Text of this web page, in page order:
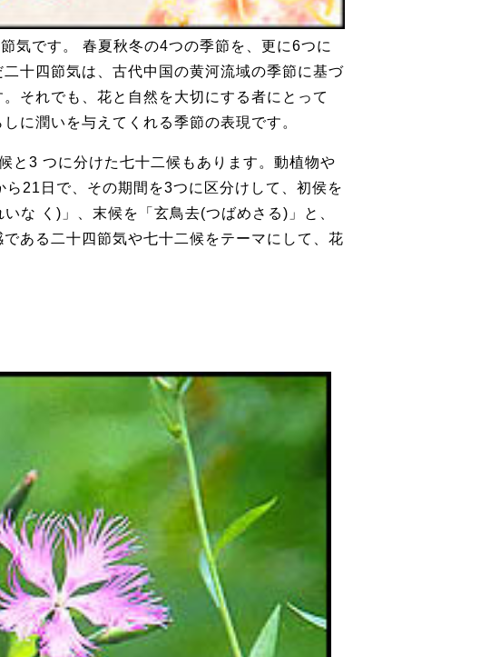
気です。 春夏秋冬の4つの季節を、更に6つに
十四節気は、古代中国の黄河流域の季節に基づ
それでも、花と自然を大切にする者にとって
に潤いを与えてくれる季節の表現です。
と3 つに分けた七十二候もあります。動植物や
21日で、その期間を3つに区分けして、初侯を
な く)」、末候を「玄鳥去(つばめさる)」と、
ある二十四節気や七十二候をテーマにして、花